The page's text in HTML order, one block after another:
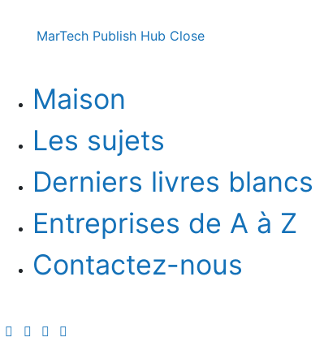
MarTech Publish Hub Close
Maison
Les sujets
Derniers livres blancs
Entreprises de A à Z
Contactez-nous